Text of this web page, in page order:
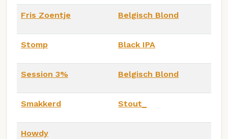
Fris Zoentje Belgisch Blond
Stomp Black IPA
Session 3% Belgisch Blond
Smakkerd Stout_
Howdy